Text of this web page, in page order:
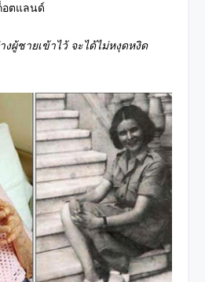
อตแลนด์
งผู้ชายเข้าไว้ จะได้ไม่หงุดหงิด